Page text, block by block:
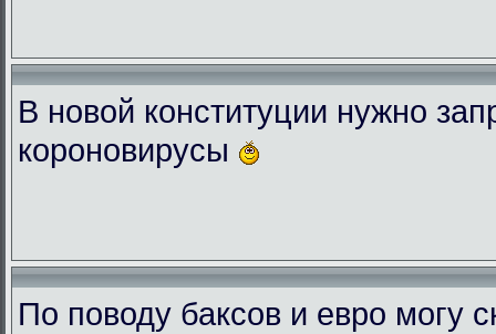
В новой конституции нужно
короновирусы
По поводу баксов и евро могу